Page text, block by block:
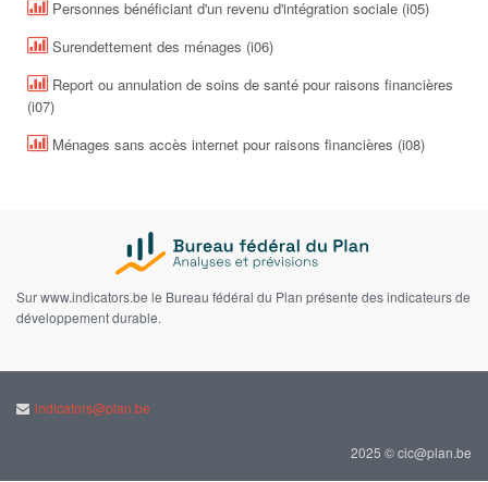
Personnes bénéficiant d'un revenu d'intégration sociale (i05)
Surendettement des ménages (i06)
Report ou annulation de soins de santé pour raisons financières
(i07)
Ménages sans accès internet pour raisons financières (i08)
Sur www.indicators.be le Bureau fédéral du Plan présente des indicateurs de
développement durable.
indicators@plan.be
2025 © cic@plan.be